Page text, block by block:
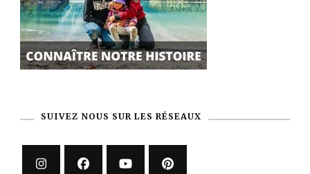
SUIVEZ NOUS SUR LES RÉSEAUX